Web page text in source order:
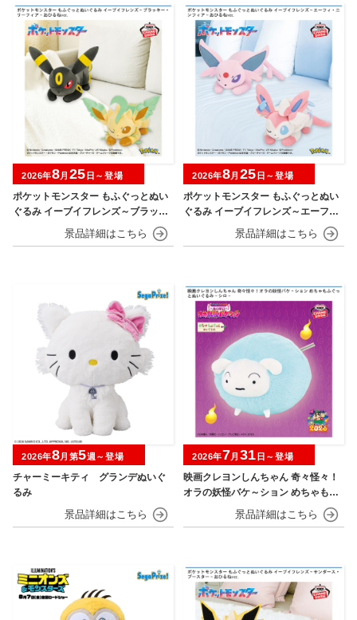
ポケットモンスター もふぐっとぬい
ぐるみ イーブイフレンズ～ブラッキ
ー・リーフィア～おひるねver.
2026年8月 25 日～登場
ポケットモンスター もふぐっとぬい
ぐるみ イーブイフレンズ～エーフ
ィ・ニンフィア～おひるねver.
2026年8月 25 日～登場
チャーミーキティ グランデぬいぐ
るみ
2026年8月第5週～登場
映画クレヨンしんちゃん 奇々怪々！
オラの妖怪バケ～ション めちゃもふ
ぐっとぬいぐるみ シロ
2026年7月 31 日～登場